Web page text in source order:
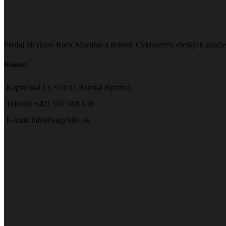
Predaj bicyklov Rock Machine a Romet. Cykloservis všetkých
Kontakt
Kapitulská 13, 974 01 Banská Bystrica
Telefón: +421 917 918 148
E-mail: info@pagybike.sk